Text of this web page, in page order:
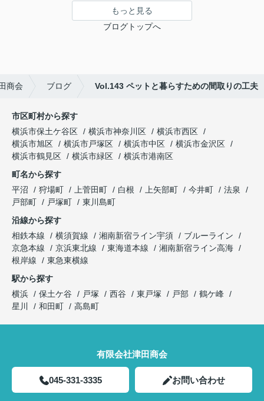
もっと見る
ブログトップへ
商会 ブログ Vol.143 ペットと暮らすための間取りの工夫
市区町村から探す
横浜市保土ケ谷区
横浜市神奈川区
横浜市西区
横浜市旭区
横浜市戸塚区 横浜市中区
横浜市金沢区
横浜市鶴見区
横浜市緑区
横浜市港南区
町名から探す
平沼
狩場町 上菅田町 白根 上矢部町 今井町
法泉
戸部町
戸塚町
東川島町
沿線から探す
相鉄本線
横須賀線 湘南新宿ライン宇須
ブルーライン
京急本線
京浜東北線 東海道本線
湘南新宿ライン高海
根岸線
東急東横線
駅から探す
横浜
保土ケ谷 戸塚 西谷 東戸塚 戸部
鶴ケ峰
星川
和田町 高島町
有限会社津田商会
045-331-3335 お問い合わせ